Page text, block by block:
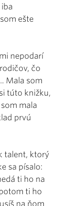
ešte
nepodarí
čo
Mala som
túto knižku,
mala
prvú
talent, ktorý
sa písalo:
ti ho na
ti ho
na ňom